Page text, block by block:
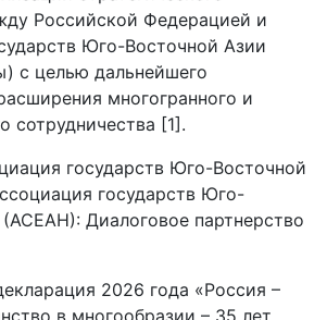
Российской Федерацией и
Юго-Восточной Азии
с целью дальнейшего
многогранного и
сотрудничества [1].
государств Юго-Восточной
государств Юго-
Диалоговое партнерство
2026 года «Россия –
в многообразии – 35 лет